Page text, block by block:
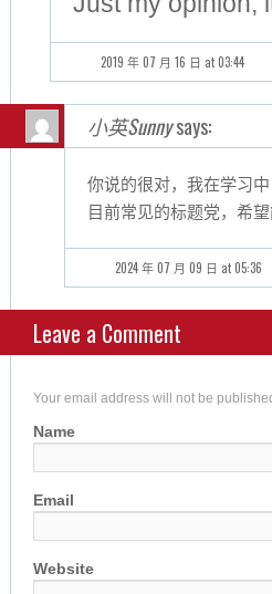
2019 年 07 月 16 日 at 03:44
小英Sunnysays:
你说的很对，我在学习
目前常见的标题党，希
2024 年 07 月 09 日 at 05:36
Leave a Comment
Your email address will not be
Name
Email
Website